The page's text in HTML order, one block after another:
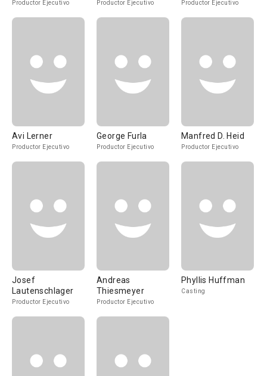
Productor Ejecutivo Productor Ejecutivo Productor Ejecutivo
Avi Lerner
Productor Ejecutivo
George Furla
Productor Ejecutivo
Manfred D. Heid
Productor Ejecutivo
Josef
Lautenschlager
Productor Ejecutivo
Andreas
Thiesmeyer
Productor Ejecutivo
Phyllis Huffman
Casting